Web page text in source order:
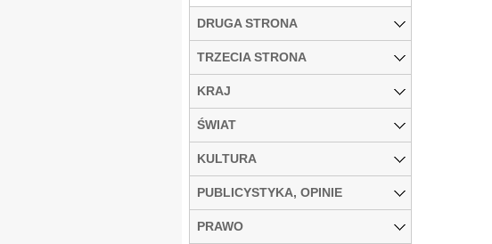
DRUGA STRONA
TRZECIA STRONA
KRAJ
ŚWIAT
KULTURA
PUBLICYSTYKA, OPINIE
PRAWO